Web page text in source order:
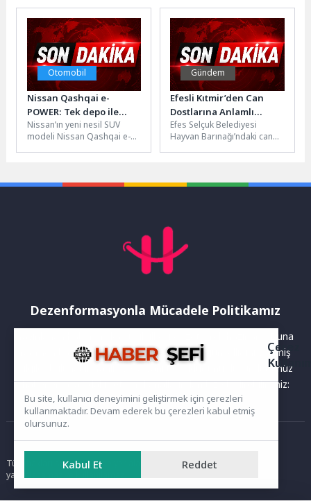
atık seferberliği başlattı.
Vatandaşlar tarafından ev...
Mühendisleri Odası’nın özel
buluşmasına ev sahipliği
yaptı....
Otomobil
Nissan Qashqai e-
POWER: Tek depo ile
1300 kilometreyi aşan
sürüş performansı
Nissan’ın yeni nesil SUV
modeli Nissan Qashqai e-
Gündem
Efesli Kıtmir’den Can
Dostlarına Anlamlı
Destek
Efes Selçuk Belediyesi
Hayvan Barınağı’ndaki can
Grubu’ndan...
Dezenformasyonla Mücadele Politikamız
Yayınlanan haberler doğruluk ilkesi gözetilerek hazırlanır. Buna
rağmen bazı içeriklerde eksik, hatalı veya güncelliğini yitirmiş
bilgiler bulunabilir.Yanlış veya yanıltıcı olduğunu düşündüğünüz
haberleri aşağıdaki iletişim kanallarından bize bildirebilirsiniz:
Ana Sayfa
Tüm hakları saklıdır. Sitede yer alan içerikler izinsiz kopyalanamaz,
yayımlanamaz ve kullanılamaz.
Çerez
Bu site, kullanıcı deneyimini geliştirmek için çerezleri
kullanmaktadır. Devam ederek bu çerezleri kabul etmiş
olursunuz.
Kabul Et Reddet